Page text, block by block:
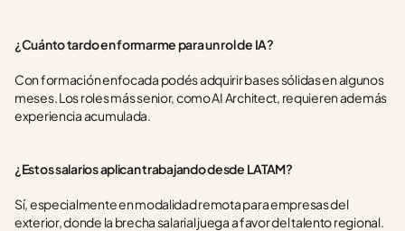
¿Cuánto tardo en formarme para un rol de IA?
Con formación enfocada podés adquirir bases sólidas en algunos
meses. Los roles más senior, como AI Architect, requieren además
experiencia acumulada.
¿Estos salarios aplican trabajando desde LATAM?
Sí, especialmente en modalidad remota para empresas del
exterior, donde la brecha salarial juega a favor del talento regional.